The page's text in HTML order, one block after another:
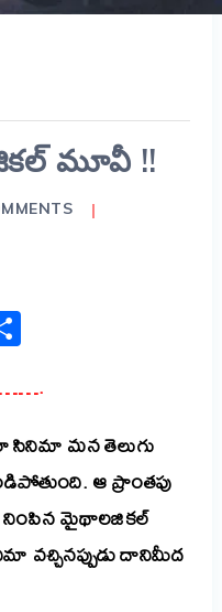
మూవీ !!
Share
సినిమా మన తెలుగు
ఆ ప్రాంతపు
నింపిన మైథాలజికల్
వచ్చినప్పుడు దానిమీద